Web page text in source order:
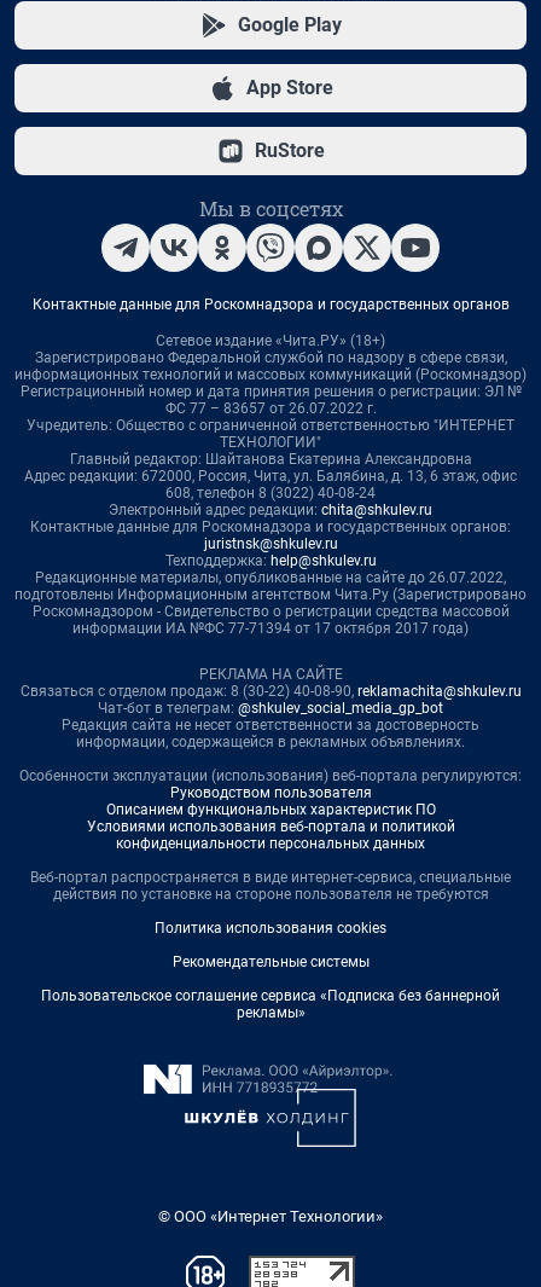
Google Play
App Store
RuStore
Мы в соцсетях
Контактные данные для Роскомнадзора и государственных органов
Сетевое издание «Чита.РУ» (18+)
Зарегистрировано Федеральной службой по надзору в сфере связи,
информационных технологий и массовых коммуникаций (Роскомнадзор)
Регистрационный номер и дата принятия решения о регистрации: ЭЛ №
ФС 77 – 83657 от 26.07.2022 г.
Учредитель: Общество с ограниченной ответственностью "ИНТЕРНЕТ
ТЕХНОЛОГИИ"
Главный редактор: Шайтанова Екатерина Александровна
Адрес редакции: 672000, Россия, Чита, ул. Балябина, д. 13, 6 этаж, офис
608, телефон 8 (3022) 40-08-24
Электронный адрес редакции: chita@shkulev.ru
Контактные данные для Роскомнадзора и государственных органов:
juristnsk@shkulev.ru
Техподдержка: help@shkulev.ru
Редакционные материалы, опубликованные на сайте до 26.07.2022,
подготовлены Информационным агентством Чита.Ру (Зарегистрировано
Роскомнадзором - Свидетельство о регистрации средства массовой
информации ИА №ФС 77-71394 от 17 октября 2017 года)
РЕКЛАМА НА САЙТЕ
Связаться с отделом продаж: 8 (30-22) 40-08-90, reklamachita@shkulev.ru
Чат-бот в телеграм: @shkulev_social_media_gp_bot
Редакция сайта не несет ответственности за достоверность
информации, содержащейся в рекламных объявлениях.
Особенности эксплуатации (использования) веб-портала регулируются:
Руководством пользователя
Описанием функциональных характеристик ПО
Условиями использования веб-портала и политикой
конфиденциальности персональных данных
Веб-портал распространяется в виде интернет-сервиса, специальные
действия по установке на стороне пользователя не требуются
Политика использования cookies
Рекомендательные системы
Пользовательское соглашение сервиса «Подписка без баннерной
рекламы»
© ООО «Интернет Технологии»